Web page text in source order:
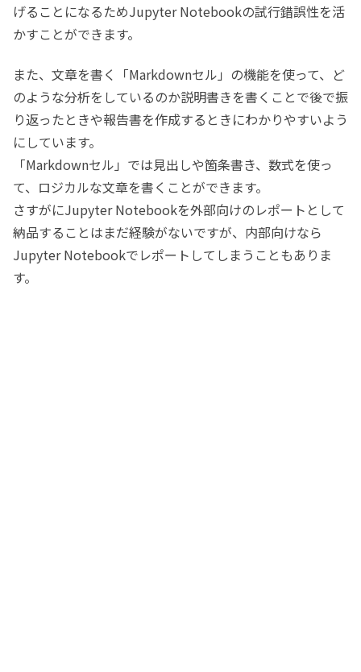
げることになるためJupyter Notebookの試行錯誤性を活
かすことができます。
また、文章を書く「Markdownセル」の機能を使って、ど
のような分析をしているのか説明書きを書くことで後で振
り返ったときや報告書を作成するときにわかりやすいよう
にしています。
「Markdownセル」では見出しや箇条書き、数式を使っ
て、ロジカルな文章を書くことができます。
さすがにJupyter Notebookを外部向けのレポートとして
納品することはまだ経験がないですが、内部向けなら
Jupyter Notebookでレポートしてしまうこともありま
す。